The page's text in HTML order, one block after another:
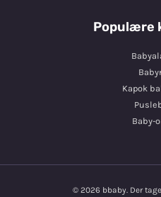
Populære
Kapok
Baby-
© 2026 bbaby. Der